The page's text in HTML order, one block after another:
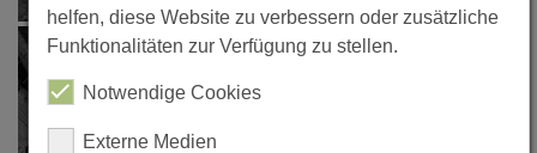
helfen, diese Website zu verbessern oder zusätzliche
Funktionalitäten zur Verfügung zu stellen.
Notwendige Cookies
Externe Medien